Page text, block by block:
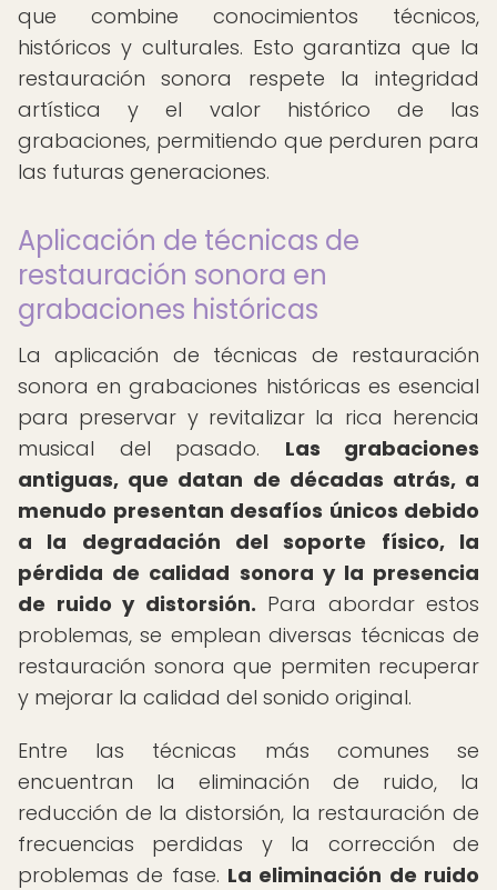
que combine conocimientos técnicos,
históricos y culturales. Esto garantiza que la
restauración sonora respete la integridad
artística y el valor histórico de las
grabaciones, permitiendo que perduren para
las futuras generaciones.
Aplicación de técnicas de
restauración sonora en
grabaciones históricas
La aplicación de técnicas de restauración
sonora en grabaciones históricas es esencial
para preservar y revitalizar la rica herencia
musical del pasado. Las grabaciones
antiguas, que datan de décadas atrás, a
menudo presentan desafíos únicos debido
a la degradación del soporte físico, la
pérdida de calidad sonora y la presencia
de ruido y distorsión. Para abordar estos
problemas, se emplean diversas técnicas de
restauración sonora que permiten recuperar
y mejorar la calidad del sonido original.
Entre las técnicas más comunes se
encuentran la eliminación de ruido, la
reducción de la distorsión, la restauración de
frecuencias perdidas y la corrección de
problemas de fase. La eliminación de ruido